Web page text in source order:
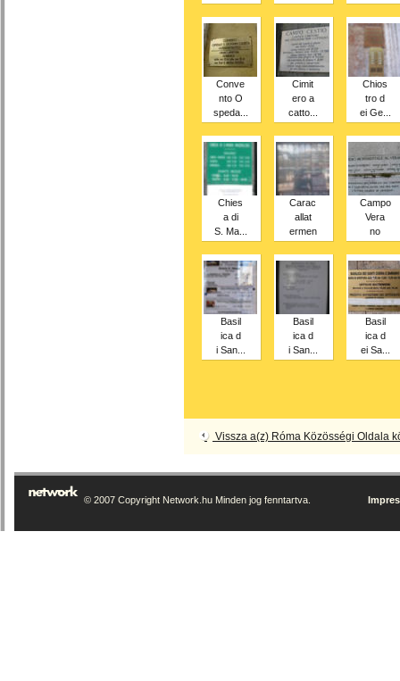
Conve
nto O
speda...
Cimit
ero a
catto...
Chios
tro d
ei Ge...
Chies
a di
S. Ma...
Carac
allat
ermen
Campo
Vera
no
Basil
ica d
i San...
Basil
ica d
i San...
Basil
ica d
ei Sa...
Vissza a(z) Róma Közösségi Oldala
© 2007 Copyright Network.hu Minden jog fenntartva.